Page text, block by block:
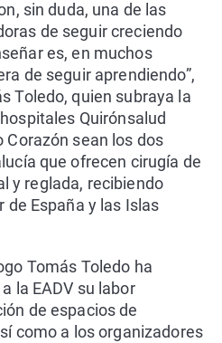
sin duda, una de las
de seguir creciendo
es, en muchos
de seguir aprendiendo”,
Toledo, quien subraya la
Quirónsalud
Corazón sean los dos
que ofrecen cirugía de
y reglada, recibiendo
de España y las Islas
Tomás Toledo ha
la EADV su labor
de espacios de
como a los organizadores